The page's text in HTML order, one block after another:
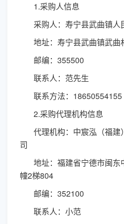
1.采购人信息
采购人：寿宁县武曲镇人
地址：寿宁县武曲镇武曲
邮编： 355500
联系人：范先生
联系方法：
2.采购代理机构信息
代理机构：中宸泓（福
司
地址：福建省宁德市闽东
幢2梯804
邮编： 352100
联系人：小范